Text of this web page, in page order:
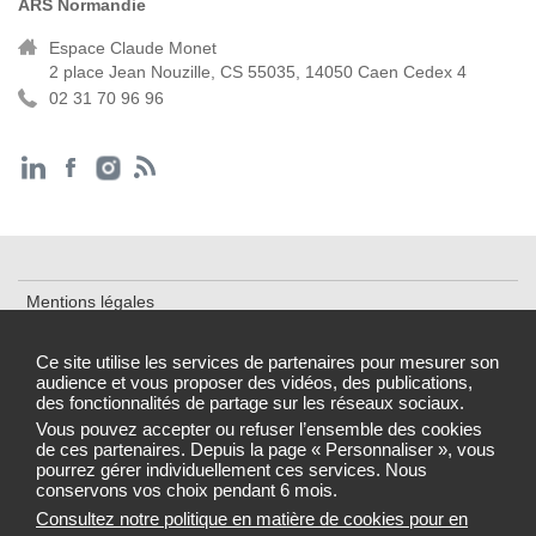
Ce site utilise les services de partenaires pour mesurer son
audience et vous proposer des vidéos, des publications,
des fonctionnalités de partage sur les réseaux sociaux.
Vous pouvez accepter ou refuser l’ensemble des cookies
de ces partenaires. Depuis la page « Personnaliser », vous
pourrez gérer individuellement ces services. Nous
conservons vos choix pendant 6 mois.
Consultez notre politique en matière de cookies pour en
ARS Normandie
Espace Claude Monet
2 place Jean Nouzille, CS 55035, 14050 Caen Cedex 4
02 31 70 96 96
Mentions légales
Accessibilité : partiellement conforme
Gestion des cookies